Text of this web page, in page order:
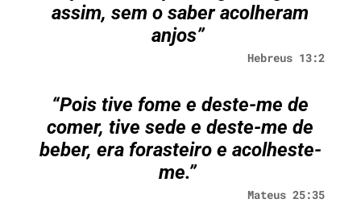
assim, sem o saber acolheram
anjos”
Hebreus 13:2
“Pois tive fome e deste-me de
comer, tive sede e deste-me de
beber, era forasteiro e acolheste-
me.”
Mateus 25:35